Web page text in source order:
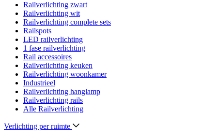
Railverlichting zwart
Railverlichting wit
Railverlichting complete sets
Railspots
LED railverlichting
1 fase railverlichting
Rail accessoires
Railverlichting keuken
Railverlichting woonkamer
Industrieel
Railverlichting hanglamp
Railverlichting rails
Alle Railverlichting
Verlichting per ruimte